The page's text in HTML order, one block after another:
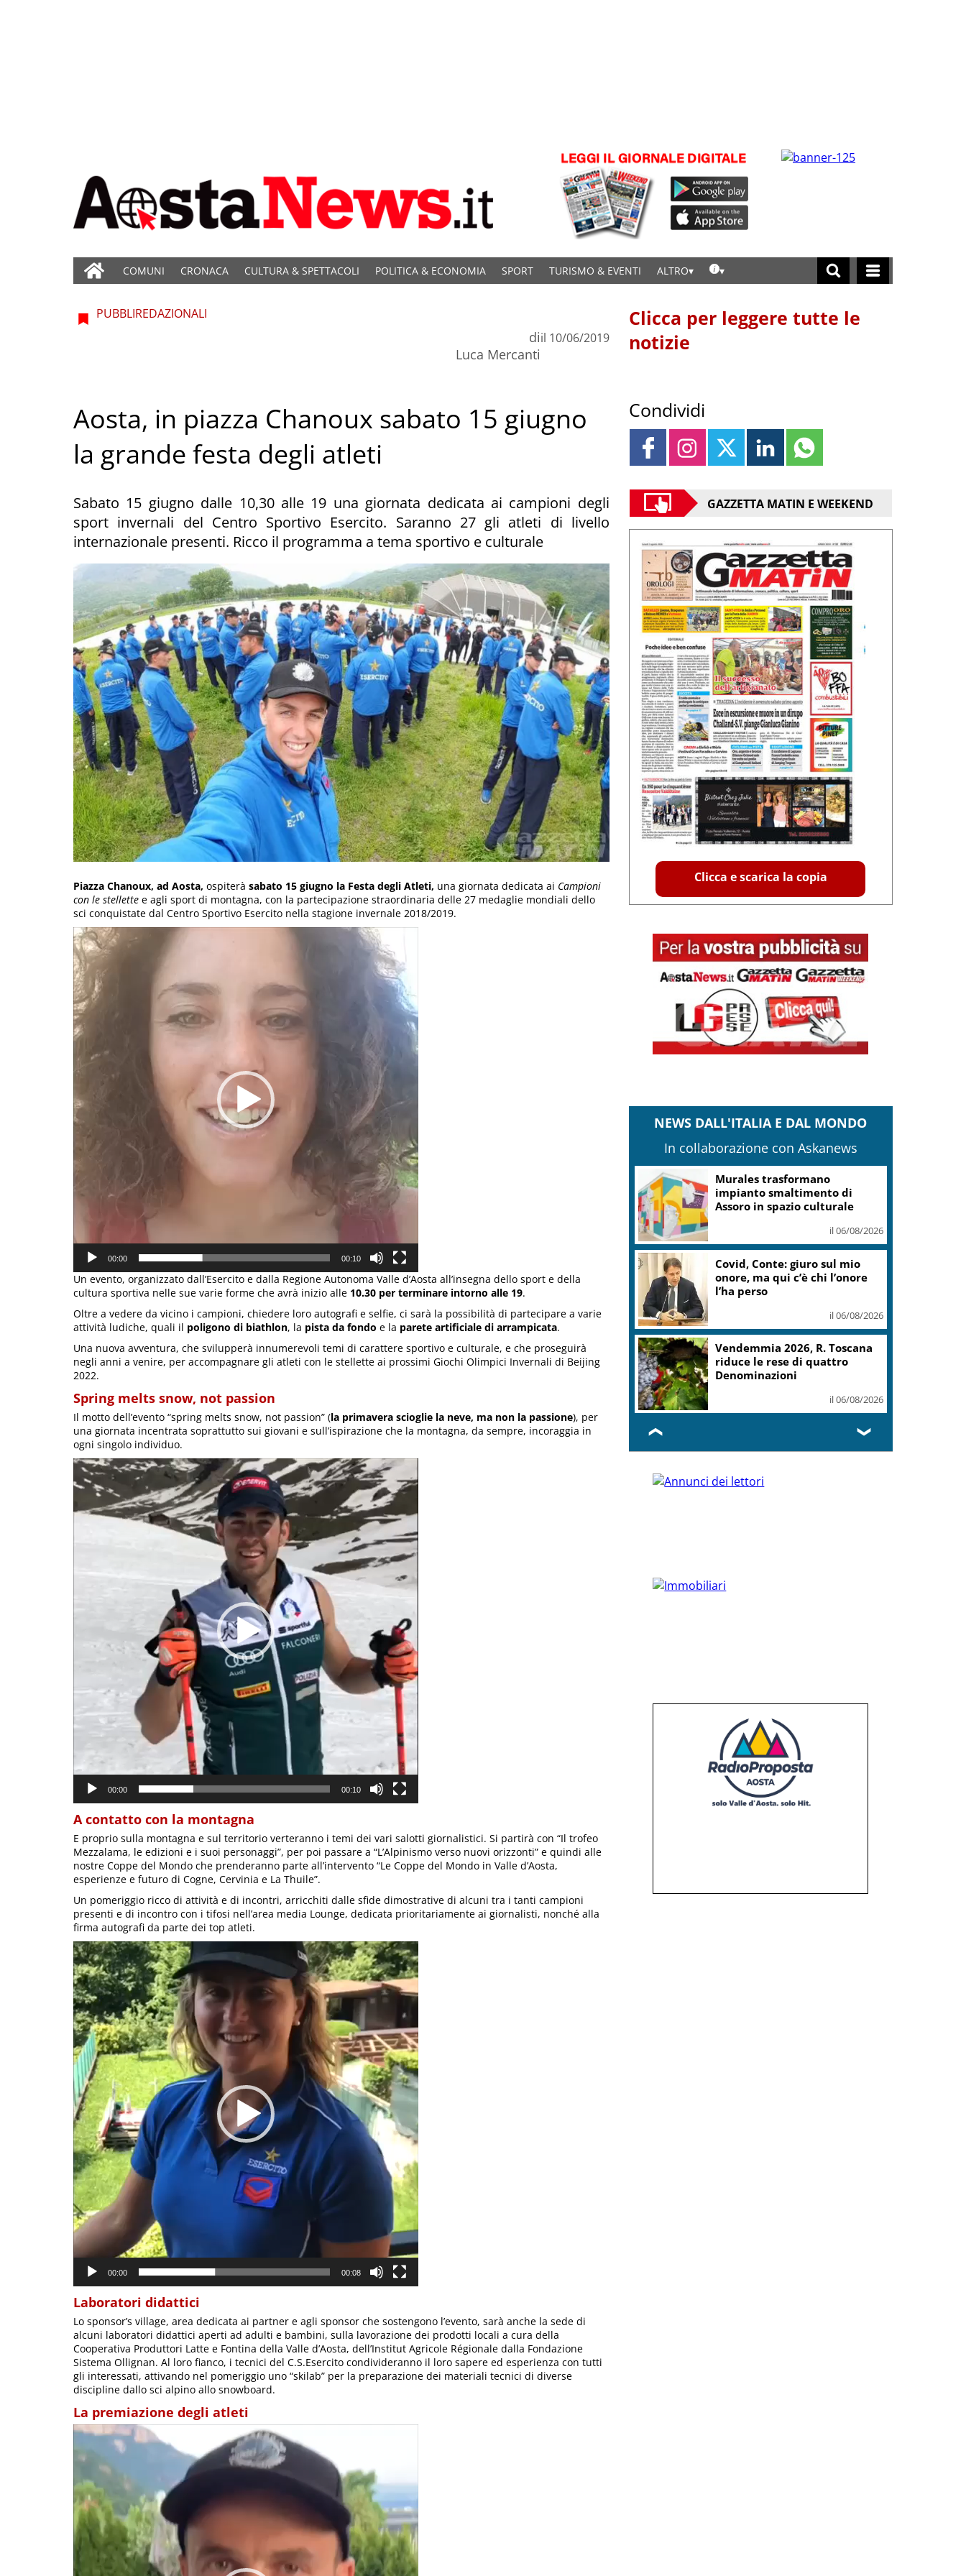
COMUNI CRONACA CULTURA & SPETTACOLI POLITICA & ECONOMIA SPORT TURISMO & EVENTI ALTRO
PUBBLIREDAZIONALI
di
Luca Mercanti
il 10/06/2019
Aosta, in piazza Chanoux sabato 15 giugno
la grande festa degli atleti
Sabato 15 giugno dalle 10,30 alle 19 una giornata dedicata ai campioni degli
sport invernali del Centro Sportivo Esercito. Saranno 27 gli atleti di livello
internazionale presenti. Ricco il programma a tema sportivo e culturale
Piazza Chanoux, ad Aosta, ospiterà sabato 15 giugno la Festa degli Atleti, una giornata dedicata ai Campioni
con le stellette e agli sport di montagna, con la partecipazione straordinaria delle 27 medaglie mondiali dello
sci conquistate dal Centro Sportivo Esercito nella stagione invernale 2018/2019.
Video
Player
00:00 00:10
Un evento, organizzato dall’Esercito e dalla Regione Autonoma Valle d’Aosta all’insegna dello sport e della
cultura sportiva nelle sue varie forme che avrà inizio alle 10.30 per terminare intorno alle 19.
Oltre a vedere da vicino i campioni, chiedere loro autografi e selfie, ci sarà la possibilità di partecipare a varie
attività ludiche, quali il poligono di biathlon, la pista da fondo e la parete artificiale di arrampicata.
Una nuova avventura, che svilupperà innumerevoli temi di carattere sportivo e culturale, e che proseguirà
negli anni a venire, per accompagnare gli atleti con le stellette ai prossimi Giochi Olimpici Invernali di Beijing
2022.
Spring melts snow, not passion
Il motto dell’evento “spring melts snow, not passion” (la primavera scioglie la neve, ma non la passione), per
una giornata incentrata soprattutto sui giovani e sull’ispirazione che la montagna, da sempre, incoraggia in
ogni singolo individuo.
Video
Player
00:00 00:10
A contatto con la montagna
E proprio sulla montagna e sul territorio verteranno i temi dei vari salotti giornalistici. Si partirà con “Il trofeo
Mezzalama, le edizioni e i suoi personaggi”, per poi passare a “L’Alpinismo verso nuovi orizzonti” e quindi alle
nostre Coppe del Mondo che prenderanno parte all’intervento “Le Coppe del Mondo in Valle d’Aosta,
esperienze e futuro di Cogne, Cervinia e La Thuile”.
Un pomeriggio ricco di attività e di incontri, arricchiti dalle sfide dimostrative di alcuni tra i tanti campioni
presenti e di incontro con i tifosi nell’area media Lounge, dedicata prioritariamente ai giornalisti, nonché alla
firma autografi da parte dei top atleti.
Video
Player
00:00 00:08
Laboratori didattici
Lo sponsor’s village, area dedicata ai partner e agli sponsor che sostengono l’evento, sarà anche la sede di
alcuni laboratori didattici aperti ad adulti e bambini, sulla lavorazione dei prodotti locali a cura della
Cooperativa Produttori Latte e Fontina della Valle d’Aosta, dell’Institut Agricole Régionale dalla Fondazione
Sistema Ollignan. Al loro fianco, i tecnici del C.S.Esercito condivideranno il loro sapere ed esperienza con tutti
gli interessati, attivando nel pomeriggio uno “skilab” per la preparazione dei materiali tecnici di diverse
discipline dallo sci alpino allo snowboard.
La premiazione degli atleti
Video
Clicca per leggere tutte le
notizie
Condividi
GAZZETTA MATIN E WEEKEND
Clicca e scarica la copia
NEWS DALL'ITALIA E DAL MONDO
In collaborazione con Askanews
Murales trasformano
impianto smaltimento di
Assoro in spazio culturale
il 06/08/2026
Covid, Conte: giuro sul mio
onore, ma qui c’è chi l’onore
l’ha perso
il 06/08/2026
Vendemmia 2026, R. Toscana
riduce le rese di quattro
Denominazioni
il 06/08/2026
❮ ❯